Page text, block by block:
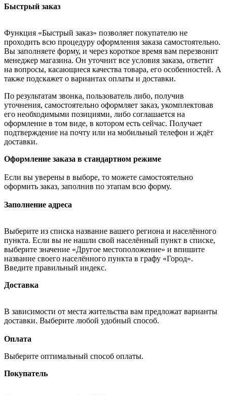
Быстрый заказ
Функция «Быстрый заказ» позволяет покупателю не
проходить всю процедуру оформления заказа самостоятельно.
Вы заполняете форму, и через короткое время вам перезвонит
менеджер магазина. Он уточнит все условия заказа, ответит
на вопросы, касающиеся качества товара, его особенностей. А
также подскажет о вариантах оплаты и доставки.
По результатам звонка, пользователь либо, получив
уточнения, самостоятельно оформляет заказ, укомплектовав
его необходимыми позициями, либо соглашается на
оформление в том виде, в котором есть сейчас. Получает
подтверждение на почту или на мобильный телефон и ждёт
доставки.
Оформление заказа в стандартном режиме
Если вы уверены в выборе, то можете самостоятельно
оформить заказ, заполнив по этапам всю форму.
Заполнение адреса
Выберите из списка название вашего региона и населённого
пункта. Если вы не нашли свой населённый пункт в списке,
выберите значение «Другое местоположение» и впишите
название своего населённого пункта в графу «Город».
Введите правильный индекс.
Доставка
В зависимости от места жительства вам предложат варианты
доставки. Выберите любой удобный способ.
Оплата
Выберите оптимальный способ оплаты.
Покупатель